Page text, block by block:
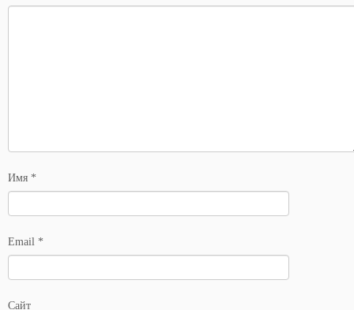
Имя *
Email *
Сайт